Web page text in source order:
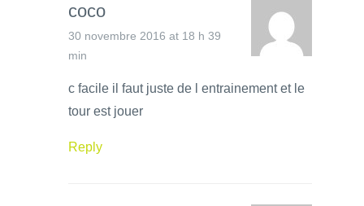
coco
30 novembre 2016 at 18 h 39
min
c facile il faut juste de l entrainement et le
tour est jouer
Reply